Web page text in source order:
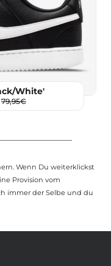
White'
79,95€
Wenn Du weiterklickst
Provision vom
immer der Selbe und du